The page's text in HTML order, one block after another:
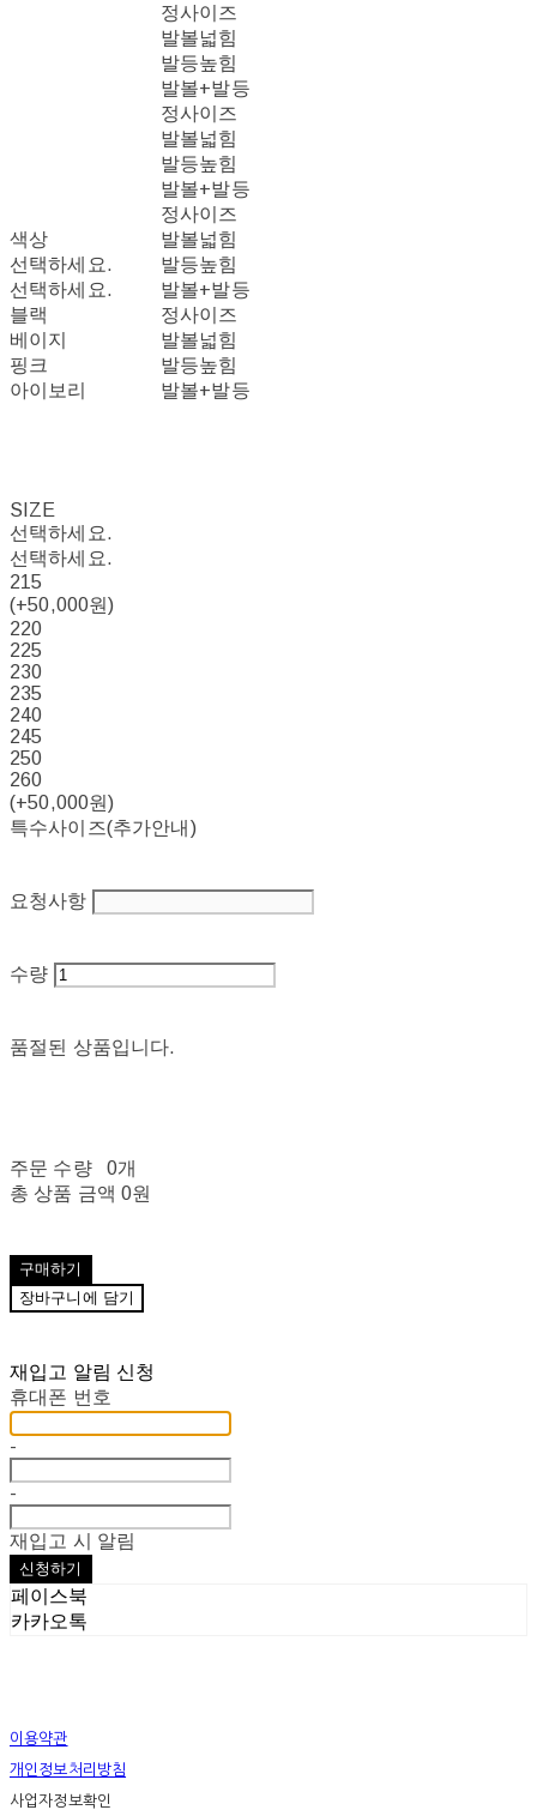
색상
선택하세요.
선택하세요.
블랙
베이지
핑크
아이보리
정사이즈
발볼넓힘
발등높힘
발볼+발등
정사이즈
발볼넓힘
발등높힘
발볼+발등
정사이즈
발볼넓힘
발등높힘
발볼+발등
정사이즈
발볼넓힘
발등높힘
발볼+발등
SIZE
선택하세요.
선택하세요.
215
(+50,000원)
220
225
230
235
240
245
250
260
(+50,000원)
특수사이즈(추가안내)
요청사항
수량
품절된 상품입니다.
주문 수량
0개
총 상품 금액 0원
구매하기
장바구니에 담기
재입고 알림 신청
휴대폰 번호
-
-
재입고 시 알림
신청하기
페이스북
카카오톡
이용약관
개인정보처리방침
사업자정보확인